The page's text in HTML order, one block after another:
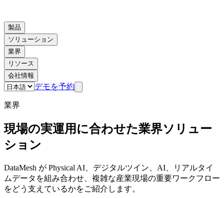
製品
ソリューション
業界
リソース
会社情報
デモを予約
業界
現場の実運用に合わせた業界ソリュー
ション
DataMesh が Physical AI、デジタルツイン、AI、リアルタイ
ムデータを組み合わせ、複雑な産業現場の重要ワークフロー
をどう支えているかをご紹介します。